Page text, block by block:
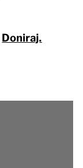
Doniraj.